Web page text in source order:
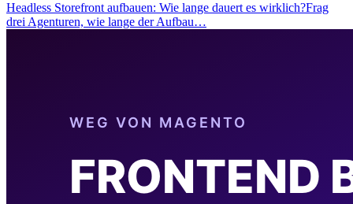
Headless Storefront aufbauen: Wie lange dauert es wirklich?Frag
drei Agenturen, wie lange der Aufbau…